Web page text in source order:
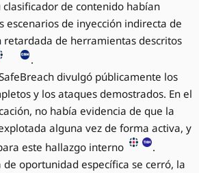
clasificador de contenido habían
escenarios de inyección indirecta de
retardada de herramientas descritos
.
divulgó públicamente los
y los ataques demostrados. En el
no había evidencia de que la
alguna vez de forma activa, y
este hallazgo interno
.
oportunidad específica se cerró, la